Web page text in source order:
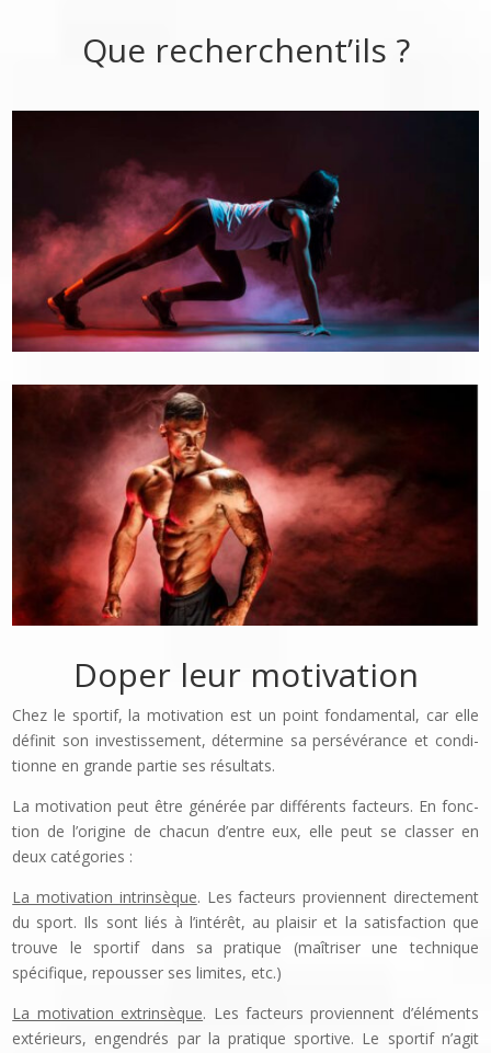
Que recherchent’ils ?
Doper leur motivation
Chez le sportif, la motivation est un point fondamental, car elle
définit son investissement, détermine sa persévérance et condi­
tionne en grande partie ses résultats.
La motivation peut être générée par différents facteurs. En fonc­
tion de l’origine de chacun d’entre eux, elle peut se classer en
deux catégories :
La motivation intrinsèque. Les facteurs proviennent directement
du sport. Ils sont liés à l’intérêt, au plaisir et la satisfaction que
trouve le sportif dans sa pratique (maîtriser une technique
spécifique, repousser ses limites, etc.)
La motivation extrinsèque. Les facteurs proviennent d’élé­ments
extérieurs, engendrés par la pratique sportive. Le sportif n’agit